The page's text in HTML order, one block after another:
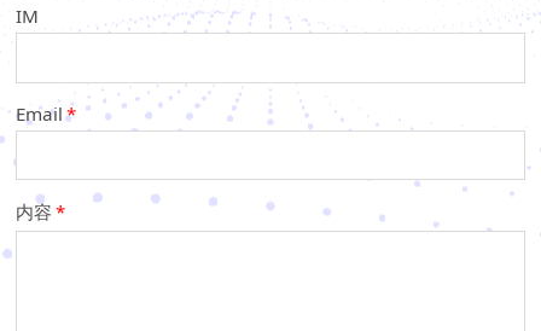
IM
Email *
内容 *